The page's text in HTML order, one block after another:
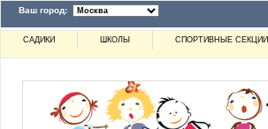
Ваш город:
САДИКИ ШКОЛЫ СПОРТИВНЫЕ СЕКЦИИ